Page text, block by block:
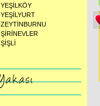
YEŞİLKÖY
YEŞİLYURT
ZEYTİNBURNU
ŞİRİNEVLER
ŞİŞLİ